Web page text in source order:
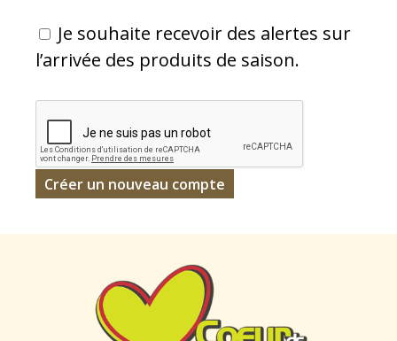
Je souhaite recevoir des alertes sur
l’arrivée des produits de saison.